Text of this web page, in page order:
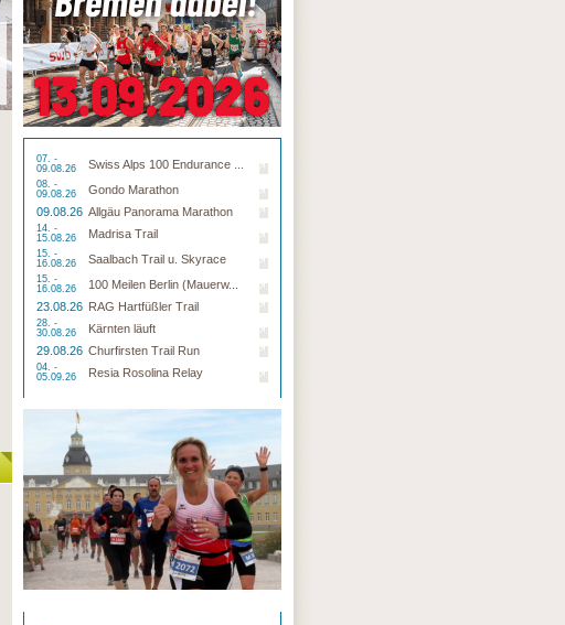
07. -
09.08.26
Swiss Alps 100 Endurance ...
08. -
09.08.26
Gondo Marathon
09.08.26 Allgäu Panorama Marathon
14. -
15.08.26
Madrisa Trail
15. -
16.08.26
Saalbach Trail u. Skyrace
15. -
16.08.26
100 Meilen Berlin (Mauerw...
23.08.26 RAG Hartfüßler Trail
28. -
30.08.26
Kärnten läuft
29.08.26 Churfirsten Trail Run
04. -
05.09.26
Resia Rosolina Relay